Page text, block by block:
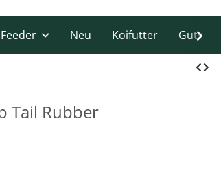
Neu Koifutter
Tail Rubber